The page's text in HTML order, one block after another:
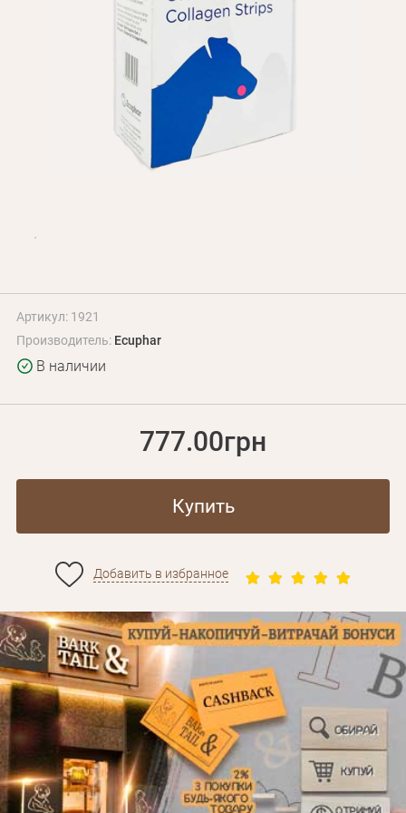
Оплата и доставка
Программа лояльности
О Нас
Оптовым клиентам
Контакты
Артикул: 1921
Производитель: Ecuphar
В наличии
777.00грн
Купить
Добавить в избранное